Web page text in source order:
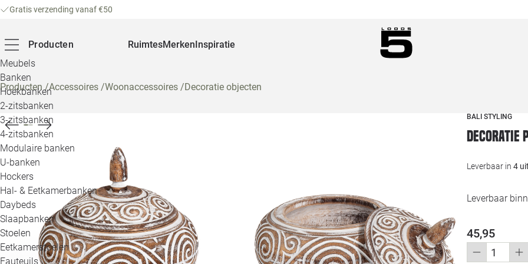
Gratis verzending vanaf €50
Producten
Meubels
Banken
Hoekbanken
2-zitsbanken
3-zitsbanken
4-zitsbanken
Modulaire banken
U-banken
Hockers
Hal- & Eetkamerbanken
Daybeds
Slaapbanken
Stoelen
Eetkamerstoelen
Fauteuils
RuimtesMerkenInspiratie
Producten/Accessoires /Woonaccessoires /Decoratie objecten
BALI STYLING
Decoratie
Leverbaar in 4
Leverbaar
45,95